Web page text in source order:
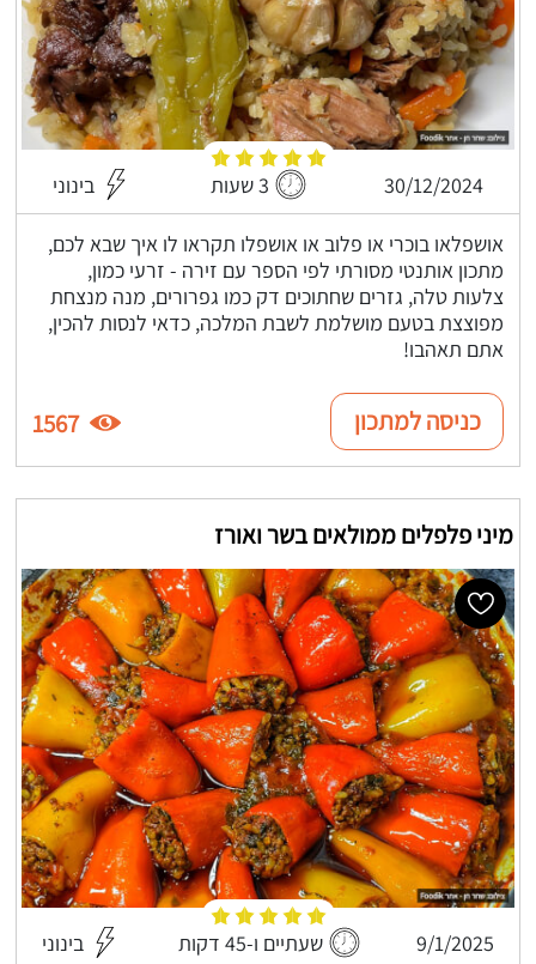
30/12/2024 3 שעות בינוני
אושפלאו בוכרי או פלוב או אושפלו תקראו לו איך שבא לכם,
מתכון אותנטי מסורתי לפי הספר עם זירה - זרעי כמון,
צלעות טלה, גזרים שחתוכים דק כמו גפרורים, מנה מנצחת
מפוצצת בטעם מושלמת לשבת המלכה, כדאי לנסות להכין,
אתם תאהבו!
כניסה למתכון 1567
מיני פלפלים ממולאים בשר ואורז
9/1/2025 שעתיים ו-45 דקות בינוני